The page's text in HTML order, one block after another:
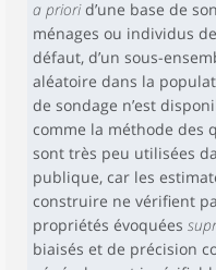
a priorid’une base de
ménages ou individus
défaut, d’un sous-
aléatoire dans la
de sondage n’est
comme la méthode des
sont très peu utilisées
publique, car les
construire ne vérifient
propriétés évoquées
biaisés et de précision